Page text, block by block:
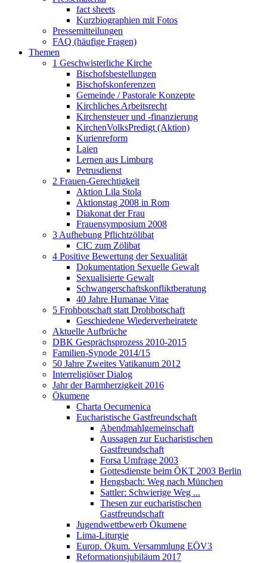
fact sheets
Kurzbiographien mit Fotos
Pressemitteilungen
FAQ (häufige Fragen)
Themen
1 Geschwisterliche Kirche
Bischofsbestellungen
Bischofskonferenzen
Gemeinde / Pastorale Konzepte
Kirchliches Arbeitsrecht
Kirchensteuer und -finanzierung
KirchenVolksPredigt (Aktion)
Kurienreform
Laien
Lernen aus Limburg
Petrusdienst
2 Frauen-Gerechtigkeit
Aktion Lila Stola
Aktionstag 2008 in Rom
Diakonat der Frau
Frauensymposium 2008
3 Aufhebung Pflichtzölibat
CIC zum Zölibat
4 Positive Bewertung der Sexualität
Dokumentation Sexuelle Gewalt
Sexualisierte Gewalt
Schwangerschaftskonfliktberatung
40 Jahre Humanae Vitae
5 Frohbotschaft statt Drohbotschaft
Geschiedene Wiederverheiratete
Aktuelle Aufbrüche
DBK Gesprächsprozess 2010-2015
Familien-Synode 2014/15
50 Jahre Zweites Vatikanum 2012
Interreligiöser Dialog
Jahr der Barmherzigkeit 2016
Ökumene
Charta Oecumenica
Eucharistische Gastfreundschaft
Abendmahlgemeinschaft
Aussagen zur Eucharistischen
Gastfreundschaft
Forsa Umfrage 2003
Gottesdienste beim ÖKT 2003 Berlin
Hengsbach: Weg nach München
Sattler: Schwierige Weg ...
Thesen zur eucharistischen
Gastfreundschaft
Jugendwettbewerb Ökumene
Lima-Liturgie
Europ. Ökum. Versammlung EÖV3
Reformationsjubiläum 2017